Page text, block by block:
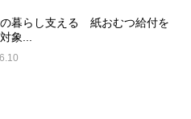
暮らし支える 紙おむつ給付を
象...